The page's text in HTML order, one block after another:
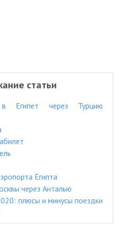
статьи
Египет через Турцию
Египта
через Анталью
плюсы и минусы поездки